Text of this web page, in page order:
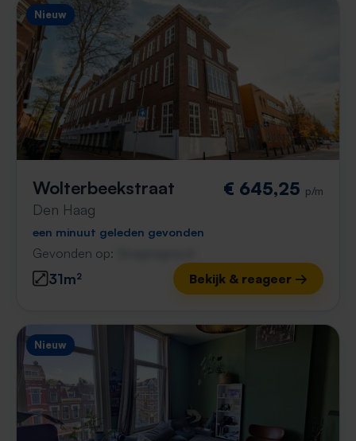
Nieuw
Wolterbeekstraat
Den Haag
€ 645,25 p/m
een minuut geleden gevonden
Gevonden op:
31m² Bekijk & reageer →
Nieuw